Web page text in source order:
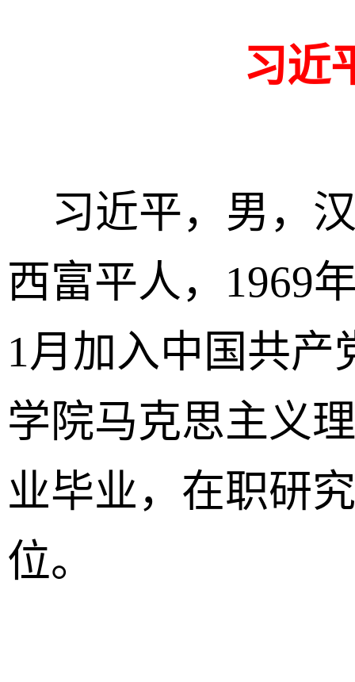
习近
习近平，男，
西富平人，1969
1月加入中国共产
学院马克思主义
业毕业，在职研
位。